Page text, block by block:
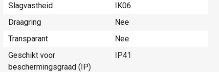
Slagvastheid
IK06
Draagring
Nee
Transparant
Nee
Geschikt voor
beschermingsgraad (IP)
IP41